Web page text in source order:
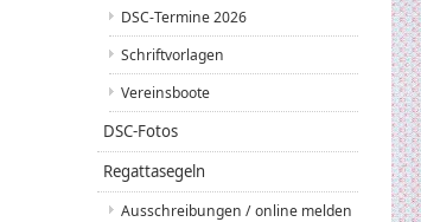
DSC-Termine 2026
Schriftvorlagen
Vereinsboote
DSC-Fotos
Regattasegeln
Ausschreibungen / online melden